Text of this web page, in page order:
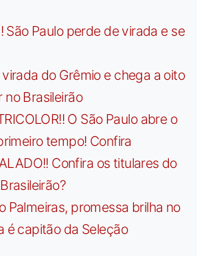
São Paulo perde de virada e se
do Grêmio e chega a oito
Brasileirão
O São Paulo abre o
tempo! Confira
Confira os titulares do
Palmeiras, promessa brilha no
é capitão da Seleção